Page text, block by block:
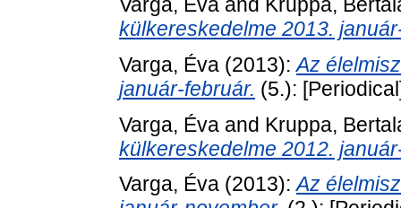
külkereskedelme 2013.
Varga, Éva (2013):Az
január-február. (5.):
Varga, Éva and Kruppa,
külkereskedelme 2012.
Varga, Éva (2013):Az